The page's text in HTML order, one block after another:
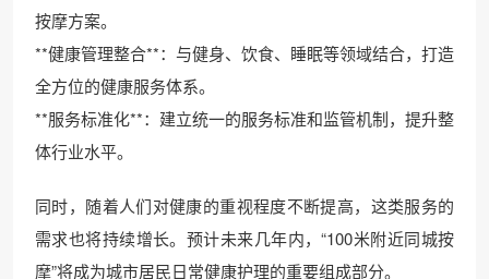
按摩方案。
**健康管理整合**：与健身、饮食、睡眠等领域结合，打造
全方位的健康服务体系。
**服务标准化**：建立统一的服务标准和监管机制，提升整
体行业水平。
同时，随着人们对健康的重视程度不断提高，这类服务的
需求也将持续增长。预计未来几年内，“100米附近同城按
摩”将成为城市居民日常健康护理的重要组成部分。